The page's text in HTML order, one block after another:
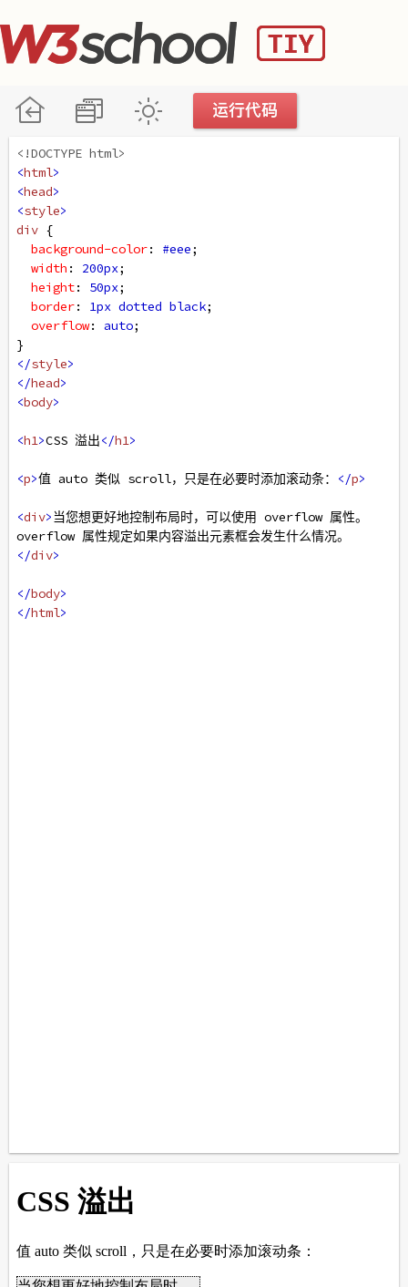
<!DOCTYPE html>
<html>
<head>
<style>
div {
background-color: #eee;
width : 200px;
height: 50px;
border: 1px dotted black;
overflow: auto;
}
</style>
</head>
<body>
<h1>CSS 溢出</h1>
<p>值 auto 类似 scroll，只是在必要时添加滚动条： </p>
<div>当您想更好地控制布局时，可以使用 overflow 属性。
overflow 属性规定如果内容溢出元素框会发生什么情况。
</div>
</body>
</html>